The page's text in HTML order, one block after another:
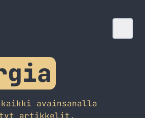
avainsanalla
artikkelit.